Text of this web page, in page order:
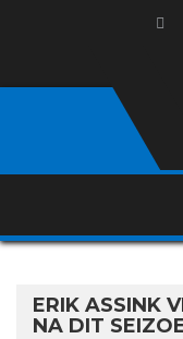
ERIK ASSINK
NA DIT